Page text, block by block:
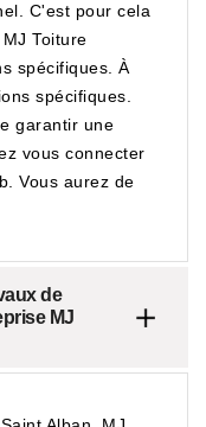
C'est pour cela
Toiture
spécifiques. À
spécifiques.
garantir une
vous connecter
Vous aurez de
de
MJ